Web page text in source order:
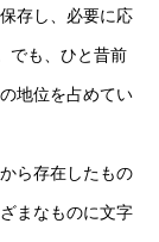
存し、必要に応
でも、ひと昔前
地位を占めてい
ら存在したもの
まなものに文字